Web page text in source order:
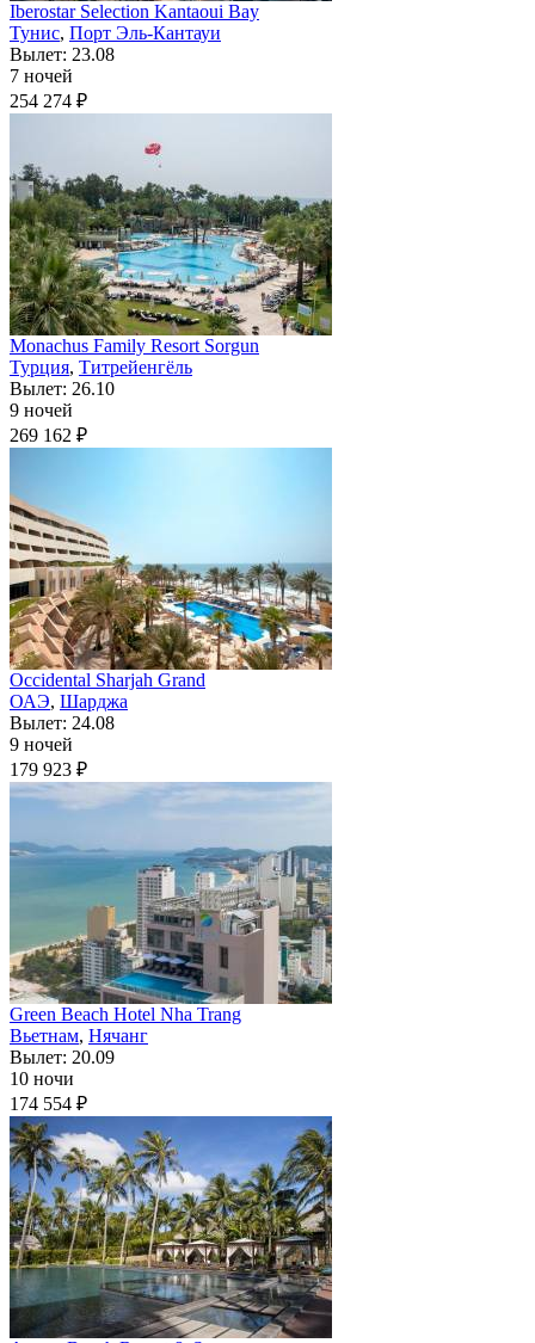
Iberostar Selection Kantaoui Bay
Тунис, Порт Эль-Кантауи
Вылет: 23.08
7 ночей
254 274 ₽
Monachus Family Resort Sorgun
Турция, Титрейенгёль
Вылет: 26.10
9 ночей
269 162 ₽
Occidental Sharjah Grand
ОАЭ, Шарджа
Вылет: 24.08
9 ночей
179 923 ₽
Green Beach Hotel Nha Trang
Вьетнам, Нячанг
Вылет: 20.09
10 ночи
174 554 ₽